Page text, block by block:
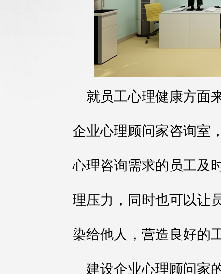
就员工心理健康方面
企业心理顾问家咨询室
心理咨询需求的员工及
理压力，同时也可以让
染给他人，营造良好的
建设企业心理顾问家